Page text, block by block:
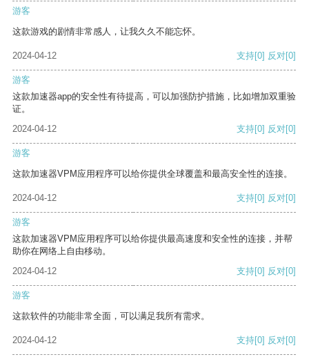
游客
这款游戏的剧情非常感人，让我久久不能忘怀。
2024-04-12 支持[0] 反对[0]
游客
这款加速器app的安全性有待提高，可以加强防护措施，比如增加双重验
证。
2024-04-12
支持[0] 反对[0]
游客
这款加速器VPM应用程序可以给你提供全球覆盖和最高安全性的连接。
2024-04-12 支持[0] 反对[0]
游客
这款加速器VPM应用程序可以给你提供最高速度和安全性的连接，并帮
助你在网络上自由移动。
2024-04-12
支持[0] 反对[0]
游客
这款软件的功能非常全面，可以满足我所有需求。
2024-04-12 支持[0] 反对[0]